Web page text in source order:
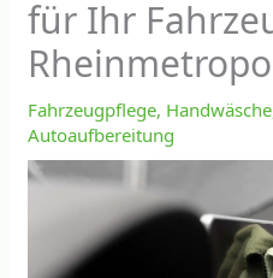
für Ihr
Fahrzeugpflege,
Autoaufbereitung